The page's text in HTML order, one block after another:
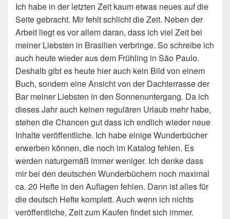
Ich habe in der letzten Zeit kaum etwas neues auf die
Seite gebracht. Mir fehlt schlicht die Zeit. Neben der
Arbeit liegt es vor allem daran, dass ich viel Zeit bei
meiner Liebsten in Brasilien verbringe. So schreibe ich
auch heute wieder aus dem Frühling in São Paulo.
Deshalb gibt es heute hier auch kein Bild von einem
Buch, sondern eine Ansicht von der Dachterrasse der
Bar meiner Liebsten in den Sonnenuntergang. Da ich
dieses Jahr auch keinen regulären Urlaub mehr habe,
stehen die Chancen gut dass ich endlich wieder neue
Inhalte veröffentliche. Ich habe einige Wunderbücher
erwerben können, die noch im Katalog fehlen. Es
werden naturgemäß immer weniger. Ich denke dass
mir bei den deutschen Wunderbüchern noch maximal
ca. 20 Hefte in den Auflagen fehlen. Dann ist alles für
die deutsch Hefte komplett. Auch wenn ich nichts
veröffentliche, Zeit zum Kaufen findet sich immer.